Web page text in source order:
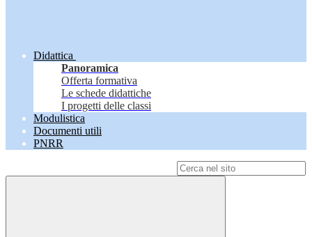
Didattica
Panoramica
Offerta formativa
Le schede didattiche
I progetti delle classi
Modulistica
Documenti utili
PNRR